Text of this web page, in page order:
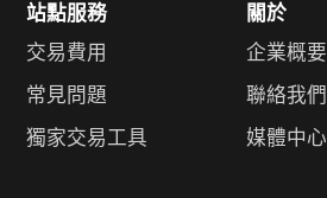
站點服務
交易費用
常見問題
獨家交易工具
關於
企業概要
聯絡我們
媒體中心